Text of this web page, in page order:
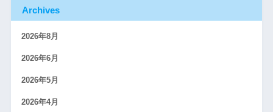
Archives
2026年8月
2026年6月
2026年5月
2026年4月